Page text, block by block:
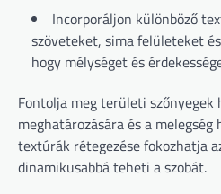
Incorporáljon különböző
szöveteket, sima felületeket
hogy mélységet és
Fontolja meg területi szőnyegek
meghatározására és a melegség
textúrák rétegezése fokozhatja
dinamikusabbá teheti a szobát.